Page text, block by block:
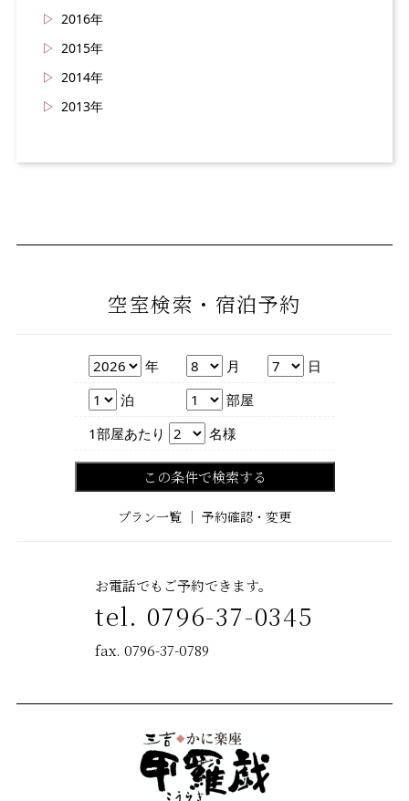
2016年
2015年
2014年
2013年
空室検索・宿泊予約
年 年 月 月 日
日
泊数 泊 部屋数 部屋
1部屋あたり
人数 名様
この条件で検索する
プラン一覧 ｜ 予約確認・変更
お電話でもご予約できます。
tel. 0796-37-0345
fax. 0796-37-0789